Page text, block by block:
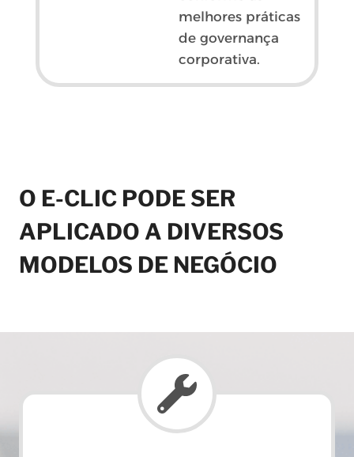
melhores práticas
de governança
corporativa.
O E-CLIC PODE SER
APLICADO A DIVERSOS
MODELOS DE NEGÓCIO